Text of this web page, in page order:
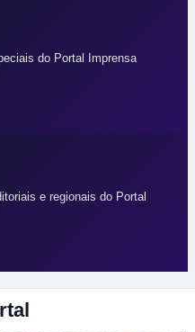
do Portal Imprensa
e regionais do Portal